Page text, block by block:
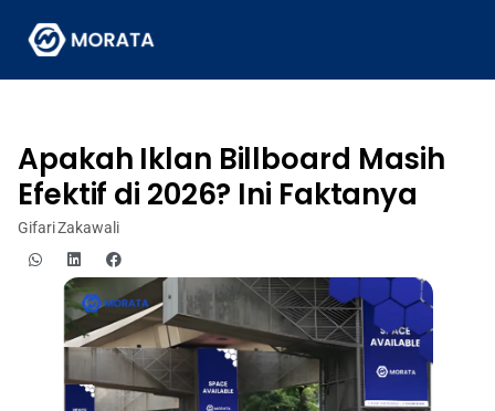
Apakah Iklan Billboard Masih
Efektif di 2026? Ini Faktanya
Gifari Zakawali